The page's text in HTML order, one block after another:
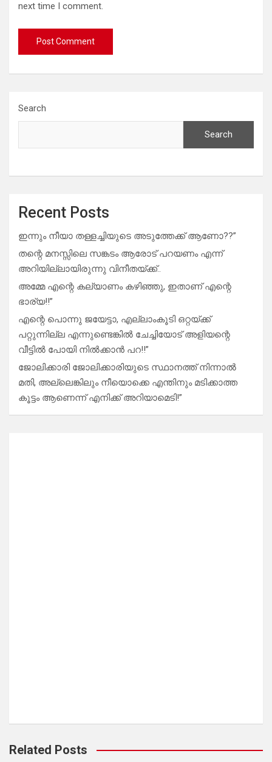
next time I comment.
Search
Search
Recent Posts
ഇന്നും നീയാ തള്ളച്ചിയുടെ അടുത്തേക്ക് ആണോ??”
തന്റെ മനസ്സിലെ സങ്കടം ആരോട് പറയണം എന്ന്
അറിയില്ലായിരുന്നു വിനീതയ്ക്ക്..
അമ്മേ എന്റെ കല്യാണം കഴിഞ്ഞു, ഇതാണ് എന്റെ
ഭാര്യ!!”
എന്റെ പൊന്നു ജയേട്ടാ, എല്ലാംകൂടി ഒറ്റയ്ക്ക്
പറ്റുന്നില്ല എന്നുണ്ടെങ്കിൽ ചേച്ചിയോട് അളിയന്റെ
വീട്ടിൽ പോയി നിൽക്കാൻ പറ!!”
ജോലിക്കാരി ജോലിക്കാരിയുടെ സ്ഥാനത്ത് നിന്നാൽ
മതി, അല്ലെങ്കിലും നീയൊക്കെ എന്തിനും മടിക്കാത്ത
കൂട്ടം ആണെന്ന് എനിക്ക് അറിയാമെടി!”
Related Posts